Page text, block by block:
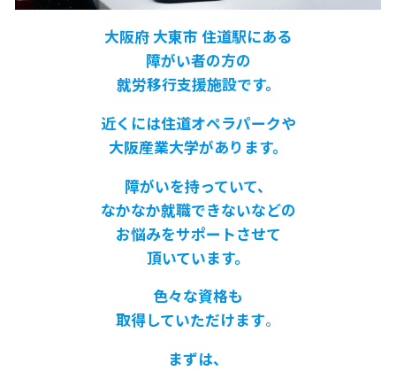
大阪府 大東市 住道駅にある
障がい者の方の
就労移行支援施設です。
近くには住道オペラパークや
大阪産業大学があります。
障がいを持っていて、
なかなか就職できないなどの
お悩みをサポートさせて
頂いています。
色々な資格も
取得していただけます。
まずは、